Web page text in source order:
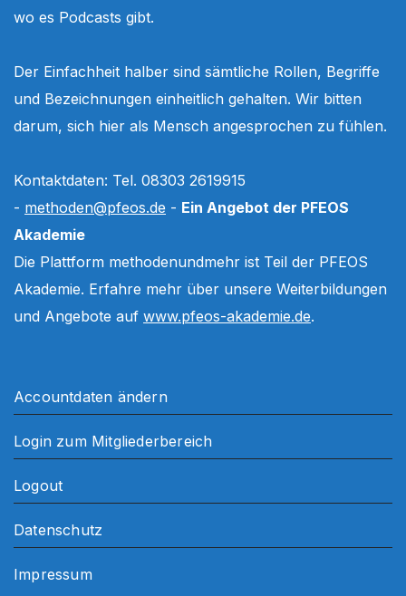
wo es Podcasts gibt.
Der Einfachheit halber sind sämtliche Rollen, Begriffe
und Bezeichnungen einheitlich gehalten. Wir bitten
darum, sich hier als Mensch angesprochen zu fühlen.
Kontaktdaten: Tel. 08303 2619915
- methoden@pfeos.de - Ein Angebot der PFEOS
Akademie
Die Plattform methodenundmehr ist Teil der PFEOS
Akademie. Erfahre mehr über unsere Weiterbildungen
und Angebote auf www.pfeos-akademie.de.
Accountdaten ändern
Login zum Mitgliederbereich
Logout
Datenschutz
Impressum